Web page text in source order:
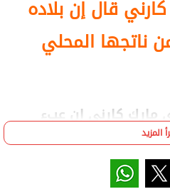
قال إن بلاده
1.5% من ناتجها المحلي
مارك كارني إن عبء
"الناتو" ينتقل
إلى كندا والدول
سترفع الإنفاق الدفاعي
المزيد